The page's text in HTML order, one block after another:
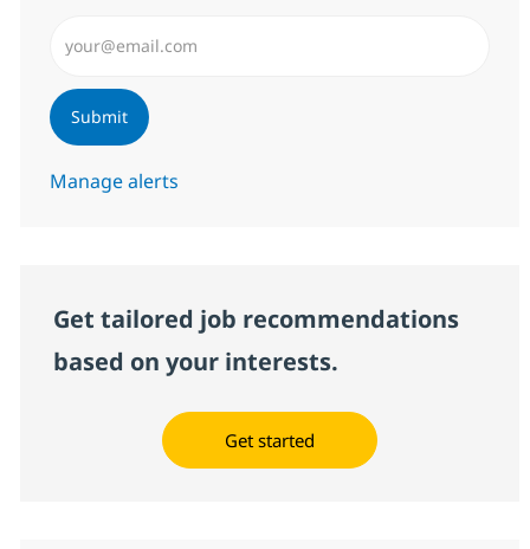
Submit
Manage alerts
Get tailored job recommendations
based on your interests.
Get started